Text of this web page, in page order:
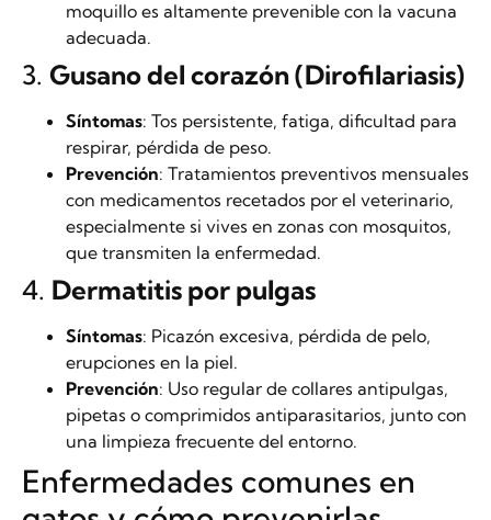
moquillo es altamente prevenible con la vacuna
adecuada.
3. Gusano del corazón (Dirofilariasis)
Síntomas: Tos persistente, fatiga, dificultad para
respirar, pérdida de peso.
Prevención: Tratamientos preventivos mensuales
con medicamentos recetados por el veterinario,
especialmente si vives en zonas con mosquitos,
que transmiten la enfermedad.
4. Dermatitis por pulgas
Síntomas: Picazón excesiva, pérdida de pelo,
erupciones en la piel.
Prevención: Uso regular de collares antipulgas,
pipetas o comprimidos antiparasitarios, junto con
una limpieza frecuente del entorno.
Enfermedades comunes en